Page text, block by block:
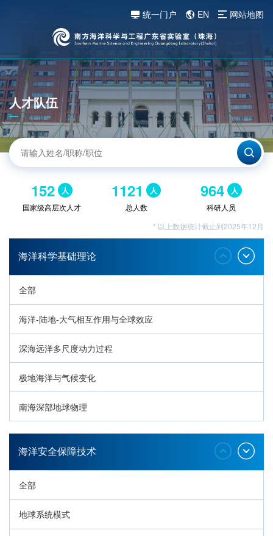
统一门户 EN 网站地图
人才队伍
152 人
国家级高层次人才
1121 人
总人数
964 人
科研人员
* 以上数据统计截止到2025年12月
海洋科学基础理论
全部
海洋-陆地-大气相互作用与全球效应
深海远洋多尺度动力过程
极地海洋与气候变化
南海深部地球物理
深海生命与生态过程
海洋安全保障技术
全部
地球系统模式